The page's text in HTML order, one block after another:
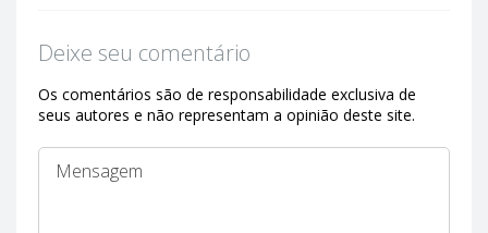
Deixe seu comentário
Os comentários são de responsabilidade exclusiva de
seus autores e não representam a opinião deste site.